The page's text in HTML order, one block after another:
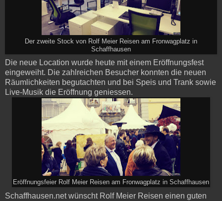
Der zweite Stock von Rolf Meier Reisen am Fronwagplatz in
Schaffhausen
Die neue Location wurde heute mit einem Eröffnungsfest
eingeweiht. Die zahlreichen Besucher konnten die neuen
Räumlichkeiten begutachten und bei Speis und Trank sowie
Live-Musik die Eröffnung geniessen.
Eröffnungsfeier Rolf Meier Reisen am Fronwagplatz in Schaffhausen
Schaffhausen.net wünscht Rolf Meier Reisen einen guten